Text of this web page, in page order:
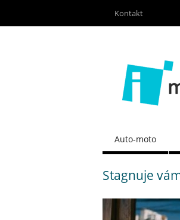
Kontakt
Auto-moto
Stagnuje